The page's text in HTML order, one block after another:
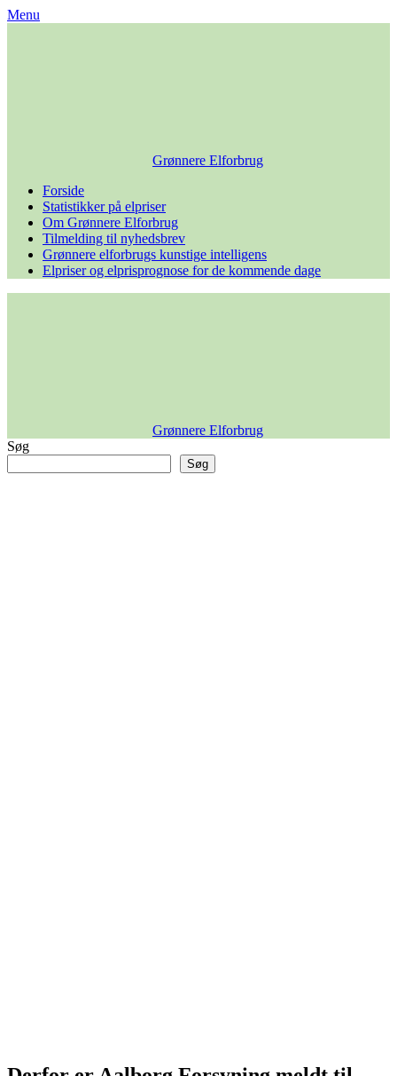
Skip
Menu
Grønnere Elforbrug
Forside
Statistikker på elpriser
Om Grønnere Elforbrug
Tilmelding til nyhedsbrev
Grønnere elforbrugs kunstige intelligens
Elpriser og elprisprognose for de kommende dage
Grønnere Elforbrug
Søg
Søg